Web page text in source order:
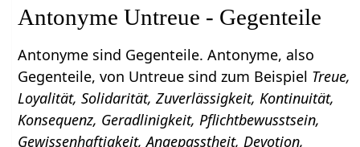
Antonyme Untreue - Gegenteile
Antonyme sind Gegenteile. Antonyme, also
Gegenteile, von Untreue sind zum Beispiel Treue,
Loyalität, Solidarität, Zuverlässigkeit, Kontinuität,
Konsequenz, Geradlinigkeit, Pflichtbewusstsein,
Gewissenhaftigkeit, Angepasstheit, Devotion,